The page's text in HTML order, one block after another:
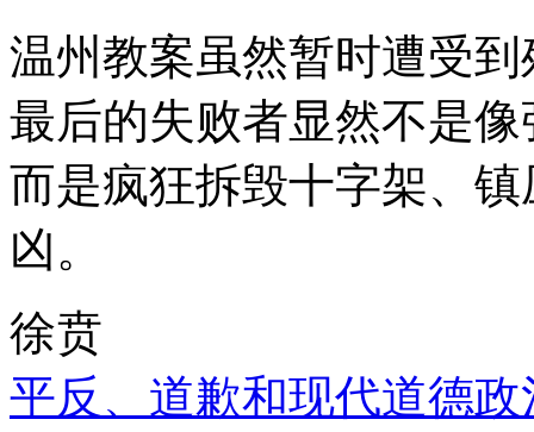
温州教案虽然暂时遭受
最后的失败者显然不是
而是疯狂拆毁十字架、
凶。
徐贲
平反、道歉和现代道德政